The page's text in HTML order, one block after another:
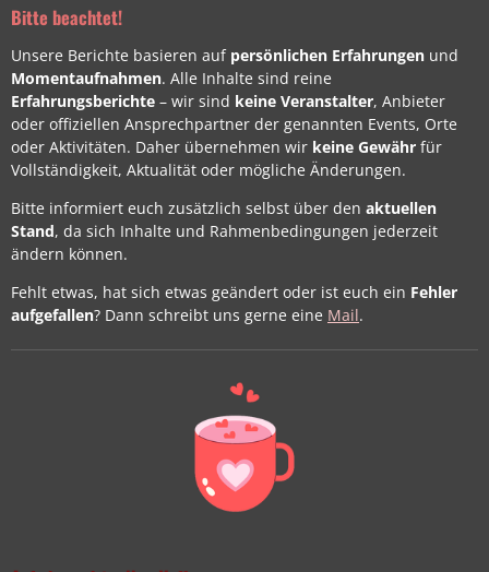
Bitte beachtet!
Unsere Berichte basieren auf persönlichen Erfahrungen und
Momentaufnahmen. Alle Inhalte sind reine
Erfahrungsberichte – wir sind keine Veranstalter, Anbieter
oder offiziellen Ansprechpartner der genannten Events, Orte
oder Aktivitäten. Daher übernehmen wir keine Gewähr für
Vollständigkeit, Aktualität oder mögliche Änderungen.
Bitte informiert euch zusätzlich selbst über den aktuellen
Stand, da sich Inhalte und Rahmenbedingungen jederzeit
ändern können.
Fehlt etwas, hat sich etwas geändert oder ist euch ein Fehler
aufgefallen? Dann schreibt uns gerne eine Mail.